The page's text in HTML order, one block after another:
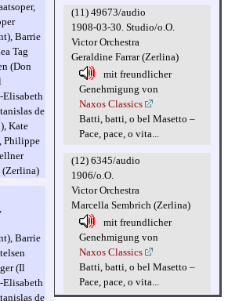
Barrie
Tag
(Don
Elisabeth
de
Kate
Philippe
(Zerlina)
Barrie
(Il
Elisabeth
de
(11) 49673/audio
1908-03-30. Studio/o.O.
Victor Orchestra
Geraldine Farrar (Zerlina)
mit freundlicher
Genehmigung von
Naxos Classics
Batti, batti, o bel Masetto –
Pace, pace, o vita...
(12) 6345/audio
1906/o.O.
Victor Orchestra
Marcella Sembrich (Zerlina)
mit freundlicher
Genehmigung von
Naxos Classics
Batti, batti, o bel Masetto –
Pace, pace, o vita...